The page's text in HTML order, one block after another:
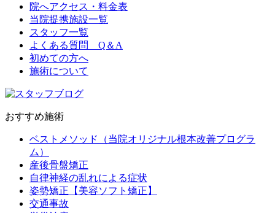
院へアクセス・料金表
当院提携施設一覧
スタッフ一覧
よくある質問 Q＆A
初めての方へ
施術について
おすすめ施術
ベストメソッド（当院オリジナル根本改善プログラ
ム）
産後骨盤矯正
自律神経の乱れによる症状
姿勢矯正【美容ソフト矯正】
交通事故